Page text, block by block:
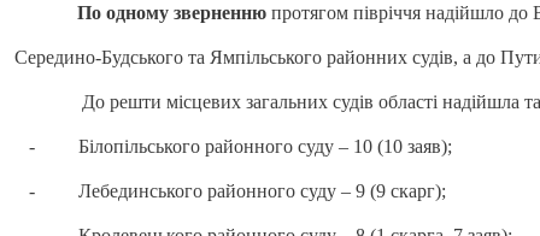
По одному зверненню протягом півріччя надійшло
Середино-Будського та Ямпільського районних судів, а до
До решти місцевих загальних судів області надійшла
- Білопільського районного суду – 10 (10 заяв);
- Лебединського районного суду – 9 (9 скарг);